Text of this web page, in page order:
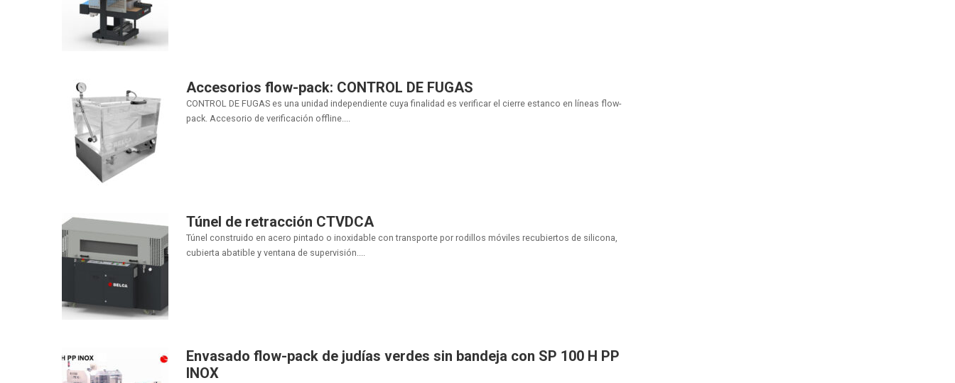
Accesorios flow-pack: CONTROL DE FUGAS
CONTROL DE FUGAS es una unidad independiente cuya finalidad es verificar el cierre estanco en líneas flow-
pack. Accesorio de verificación offline....
Túnel de retracción CTVDCA
Túnel construido en acero pintado o inoxidable con transporte por rodillos móviles recubiertos de silicona,
cubierta abatible y ventana de supervisión....
Envasado flow-pack de judías verdes sin bandeja con SP 100 H PP
INOX